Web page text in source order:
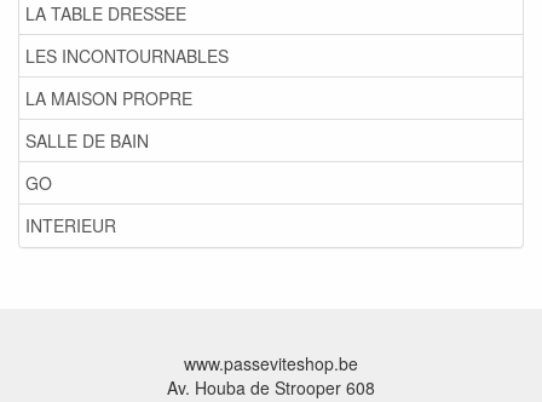
LA TABLE DRESSEE
LES INCONTOURNABLES
LA MAISON PROPRE
SALLE DE BAIN
GO
INTERIEUR
www.passeviteshop.be
Av. Houba de Strooper 608